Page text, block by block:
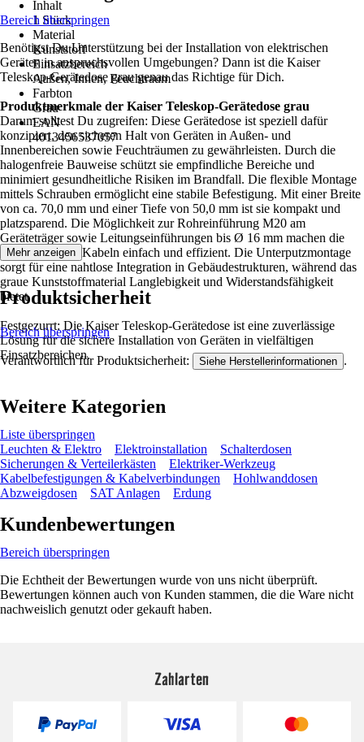
Inhalt
1 Stück
Material
Kunststoff
Einsatzbereich
Außen, Innen, Feuchtraum
Farbton
Grau
EAN
4013456537057
Bereich überspringen
Benötigst Du Unterstützung bei der Installation von elektrischen
Geräten in anspruchsvollen Umgebungen? Dann ist die Kaiser
Teleskop-Gerätedose grau genau das Richtige für Dich.
Produktmerkmale der Kaiser Teleskop-Gerätedose grau
Darum solltest Du zugreifen: Diese Gerätedose ist speziell dafür
konzipiert, den sicheren Halt von Geräten in Außen- und
Innenbereichen sowie Feuchträumen zu gewährleisten. Durch die
halogenfreie Bauweise schützt sie empfindliche Bereiche und
minimiert gesundheitliche Risiken im Brandfall. Die flexible Montage
mittels Schrauben ermöglicht eine stabile Befestigung. Mit einer Breite
von ca. 70,0 mm und einer Tiefe von 50,0 mm ist sie kompakt und
platzsparend. Die Möglichkeit zur Rohreinführung M20 am
Geräteträger sowie Leitungseinführungen bis Ø 16 mm machen die
Installation von Kabeln einfach und effizient. Die Unterputzmontage
sorgt für eine nahtlose Integration in Gebäudestrukturen, während das
graue Kunststoffmaterial Langlebigkeit und Widerstandsfähigkeit
bietet.
Festgezurrt: Die Kaiser Teleskop-Gerätedose ist eine zuverlässige
Lösung für die sichere Installation von Geräten in vielfältigen
Einsatzbereichen.
Mehr anzeigen
Produktsicherheit
Bereich überspringen
Verantwortlich für Produktsicherheit: Siehe Herstellerinformationen .
Weitere Kategorien
Liste überspringen
Leuchten & Elektro
Elektroinstallation
Schalterdosen
Sicherungen & Verteilerkästen
Elektriker-Werkzeug
Kabelbefestigungen & Kabelverbindungen
Hohlwanddosen
Abzweigdosen
SAT Anlagen Erdung
Kundenbewertungen
Bereich überspringen
Die Echtheit der Bewertungen wurde von uns nicht überprüft.
Bewertungen können auch von Kunden stammen, die die Ware nicht
nachweislich genutzt oder gekauft haben.
Zahlarten